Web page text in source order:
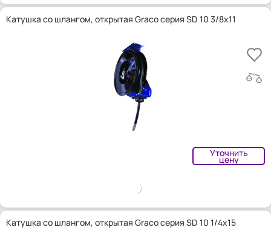
Катушка со шлангом, открытая Graco серия SD 10 3/8x11
Уточнить
цену
Катушка со шлангом, открытая Graco серия SD 10 1/4x15